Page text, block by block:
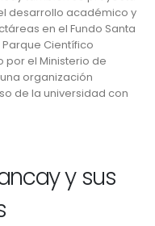
desarrollo académico y
en el Fundo Santa
Científico
por el Ministerio de
organización
de la universidad con
y sus